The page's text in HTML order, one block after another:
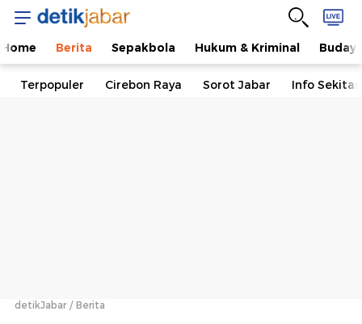
Home Berita Sepakbola Hukum & Kriminal
Terpopuler Cirebon Raya Sorot Jabar Info
detikJabar Berita